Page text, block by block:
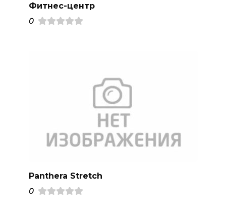
Фитнес-центр
0
Panthera Stretch
0